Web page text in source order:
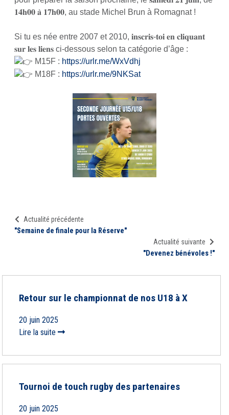
𝟏𝟒𝐡𝟎𝟎 𝐚̀ 𝟏𝟕𝐡𝟎𝟎, au stade Michel Brun à Romagnat !
Si tu es née entre 2007 et 2010, 𝐢𝐧𝐬𝐜𝐫𝐢𝐬-𝐭𝐨𝐢 𝐞𝐧 𝐜𝐥𝐢𝐪𝐮𝐚𝐧𝐭
𝐬𝐮𝐫 𝐥𝐞𝐬 𝐥𝐢𝐞𝐧𝐬 ci-dessous selon ta catégorie d’âge :
M15F : https://urlr.me/WxVdhj
M18F : https://urlr.me/9NKSat
Actualité précédente
"Semaine de finale pour la Réserve"
Actualité suivante
"Devenez bénévoles !"
Retour sur le championnat de nos U18 à X
20 juin 2025
Lire la suite
Tournoi de touch rugby des partenaires
20 juin 2025